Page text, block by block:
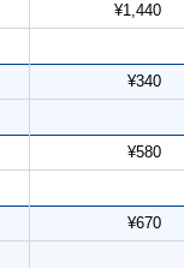
¥1,440
¥340
¥580
¥670